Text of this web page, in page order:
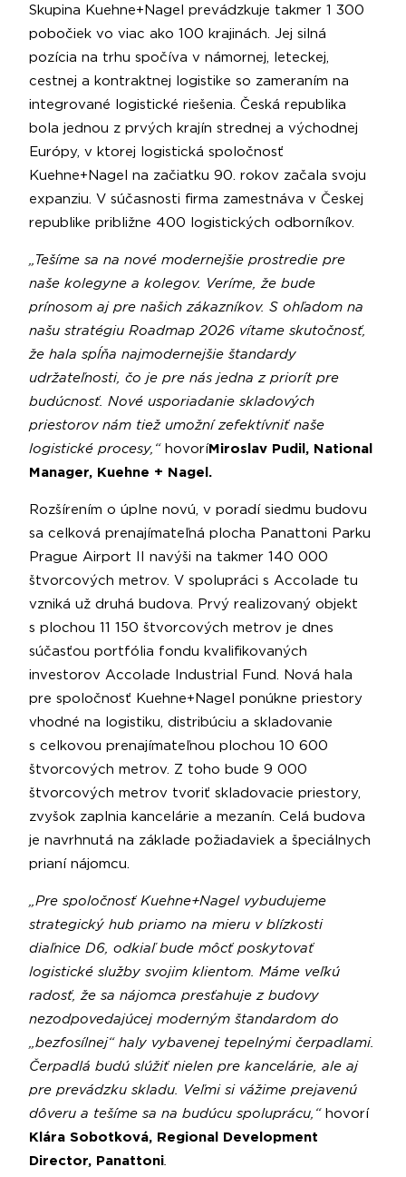
Skupina Kuehne+Nagel prevádzkuje takmer 1 300
pobočiek vo viac ako 100 krajinách. Jej silná
pozícia na trhu spočíva v námornej, leteckej,
cestnej a kontraktnej logistike so zameraním na
integrované logistické riešenia. Česká republika
bola jednou z prvých krajín strednej a východnej
Európy, v ktorej logistická spoločnosť
Kuehne+Nagel na začiatku 90. rokov začala svoju
expanziu. V súčasnosti firma zamestnáva v Českej
republike približne 400 logistických odborníkov.
„Tešíme sa na nové modernejšie prostredie pre
naše kolegyne a kolegov. Veríme, že bude
prínosom aj pre našich zákazníkov. S ohľadom na
našu stratégiu Roadmap 2026 vítame skutočnosť,
že hala spĺňa najmodernejšie štandardy
udržateľnosti, čo je pre nás jedna z priorít pre
budúcnosť. Nové usporiadanie skladových
priestorov nám tiež umožní zefektívniť naše
logistické procesy,“ hovorí Miroslav Pudil, National
Manager, Kuehne + Nagel.
Rozšírením o úplne novú, v poradí siedmu budovu
sa celková prenajímateľná plocha Panattoni Parku
Prague Airport II navýši na takmer 140 000
štvorcových metrov. V spolupráci s Accolade tu
vzniká už druhá budova. Prvý realizovaný objekt
s plochou 11 150 štvorcových metrov je dnes
súčasťou portfólia fondu kvalifikovaných
investorov Accolade Industrial Fund. Nová hala
pre spoločnosť Kuehne+Nagel ponúkne priestory
vhodné na logistiku, distribúciu a skladovanie
s celkovou prenajímateľnou plochou 10 600
štvorcových metrov. Z toho bude 9 000
štvorcových metrov tvoriť skladovacie priestory,
zvyšok zaplnia kancelárie a mezanín. Celá budova
je navrhnutá na základe požiadaviek a špeciálnych
prianí nájomcu.
„Pre spoločnosť Kuehne+Nagel vybudujeme
strategický hub priamo na mieru v blízkosti
diaľnice D6, odkiaľ bude môcť poskytovať
logistické služby svojim klientom. Máme veľkú
radosť, že sa nájomca presťahuje z budovy
nezodpovedajúcej moderným štandardom do
„bezfosílnej“ haly vybavenej tepelnými čerpadlami.
Čerpadlá budú slúžiť nielen pre kancelárie, ale aj
pre prevádzku skladu. Veľmi si vážime prejavenú
dôveru a tešíme sa na budúcu spoluprácu,“ hovorí
Klára Sobotková, Regional Development
Director, Panattoni.